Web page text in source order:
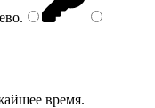
.
время.